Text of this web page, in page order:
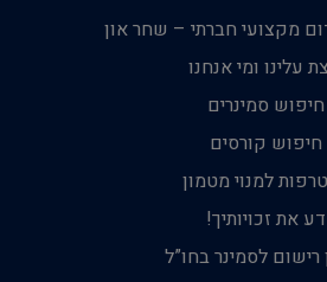
מקצועי חברתי – שחר און
עלינו ומי אנחנו
חיפוש סמינרים
חיפוש קורסים
למנוי מטמון
דע את זכויותיך!
רישום לסמינר בחו”ל